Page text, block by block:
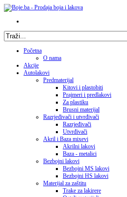
Početna
O nama
Akcije
Autolakovi
Predmaterijal
Kitovi i plastobiti
Prajmeri i predlakovi
Za plastiku
Brusni materijal
Razrjeđivači i utvrđivači
Razrjeđivači
Utvrđivači
Akril i Baza mixevi
Akrilni lakovi
Baza - metalici
Bezbojni lakovi
Bezbojni MS lakovi
Bezbojni HS lakovi
Materijal za zaštitu
Trake za lakirere